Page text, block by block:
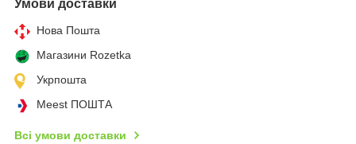
Умови доставки
Нова Пошта
Магазини Rozetka
Укрпошта
Meest ПОШТА
Всі умови доставки